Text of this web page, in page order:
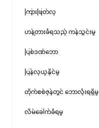
ကြားဖြတ်လု
ဟန့်တားခံရသည့် ကန်သွင်းမှု
ပြစ်ဒဏ်ဘော
ပြန်လုယူနိုင်မှု
တိုက်စစ်ဇုန်တွင် ဘောလုံးရရှိမှု
လိမ်ခေါက်ခံရမှု